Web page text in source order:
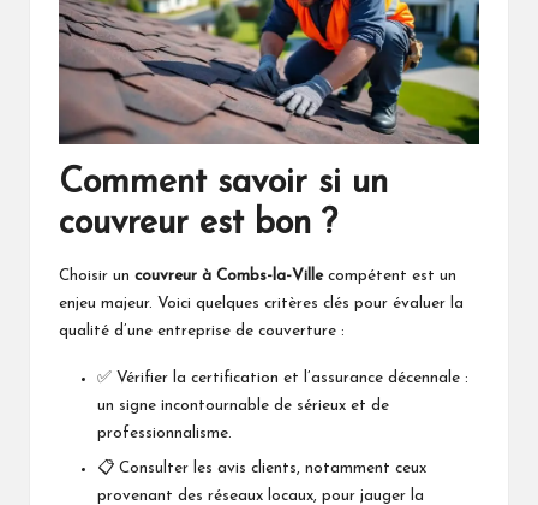
Comment savoir si un
couvreur est bon ?
Choisir un couvreur à Combs-la-Villecompétent est un
enjeu majeur. Voici quelques critères clés pour évaluer la
qualité d’une entreprise de couverture :
✅ Vérifier la certification et l’assurance décennale :
un signe incontournable de sérieux et de
professionnalisme.
📋 Consulter les avis clients, notamment ceux
provenant des réseaux locaux, pour jauger la